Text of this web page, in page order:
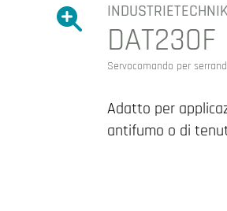
Ingrandire l'immagine.
Ingrandire
INDUSTRIETECHNIK
DAT230F
Servocomando per
Adatto per
antifumo o di